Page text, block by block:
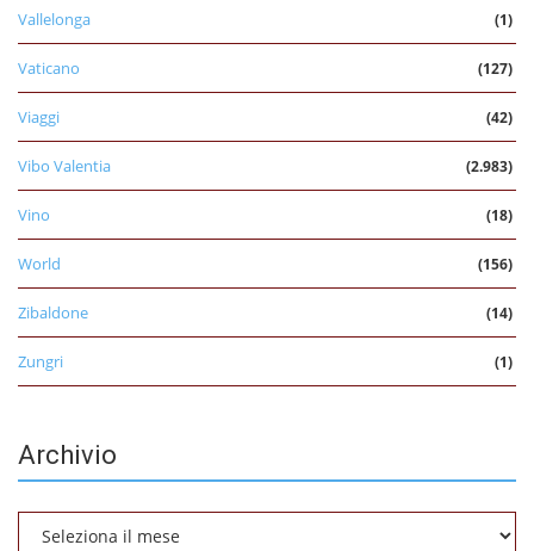
Vallelonga (1)
Vaticano (127)
Viaggi (42)
Vibo Valentia (2.983)
Vino (18)
World (156)
Zibaldone (14)
Zungri (1)
Archivio